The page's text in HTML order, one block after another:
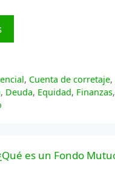
, Cuenta de corretaje,
, Deuda, Equidad, Finanzas,